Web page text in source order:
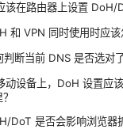
该在路由器上设置 DoH/
和 VPN 同时使用时应该
判断当前 DNS 是否选对了
动设备上，DoH 设置应
DoT 是否会影响浏览器